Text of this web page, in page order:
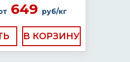
649 руб/кг